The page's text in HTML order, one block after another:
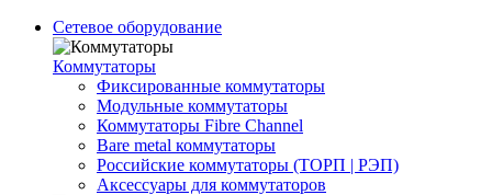
Сетевое оборудование
Коммутаторы
Фиксированные коммутаторы
Модульные коммутаторы
Коммутаторы Fibre Channel
Bare metal коммутаторы
Российские коммутаторы (ТОРП | РЭП)
Аксессуары для коммутаторов